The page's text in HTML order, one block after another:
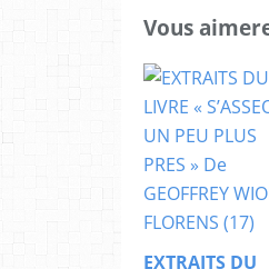
Vous
EXTRAITS DU